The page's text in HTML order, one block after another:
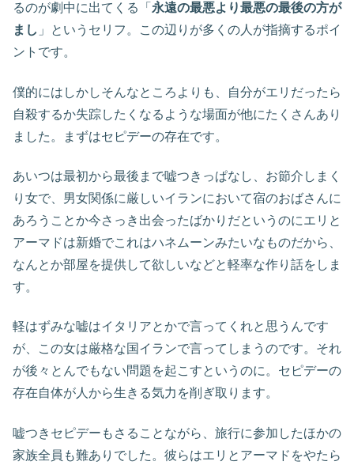
るのが劇中に出てくる「 永遠の最悪より最悪の最後の方が
まし 」というセリフ。この辺りが多くの人が指摘するポイ
ントです。
僕的にはしかしそんなところよりも、自分がエリだったら
自殺するか失踪したくなるような場面が他にたくさんあり
ました。まずはセピデーの存在です。
あいつは最初から最後まで嘘つきっぱなし、お節介しまく
り女で、男女関係に厳しいイランにおいて宿のおばさんに
あろうことか今さっき出会ったばかりだというのにエリと
アーマドは新婚でこれはハネムーンみたいなものだから、
なんとか部屋を提供して欲しいなどと軽率な作り話をしま
す。
軽はずみな嘘はイタリアとかで言ってくれと思うんです
が、この女は厳格な国イランで言ってしまうのです。それ
が後々とんでもない問題を起こすというのに。セピデーの
存在自体が人から生きる気力を削ぎ取ります。
嘘つきセピデーもさることながら、旅行に参加したほかの
家族全員も難ありでした。彼らはエリとアーマドをやたら